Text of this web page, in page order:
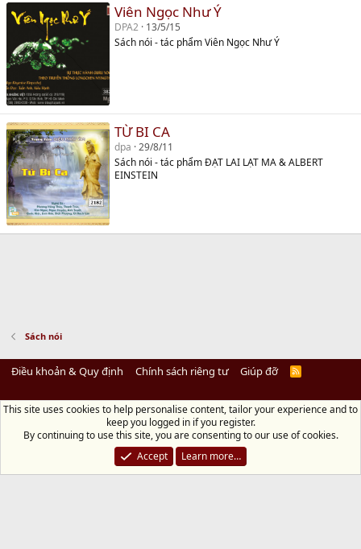
Viên Ngọc Như Ý
DPA2 13/5/15
Sách nói - tác phẩm Viên Ngọc Như Ý
TỪ BI CA
dpa 29/8/11
Sách nói - tác phẩm ĐẠT LAI LẠT MA & ALBERT
EINSTEIN
Sách nói
Điều khoản & Quy định Chính sách riêng tư Giúp đỡ
R
Diệu Pháp Âm
Chùa Diệu Pháp - Số 72/14 Phú Mỹ, Phú Hòa Đông, Củ Chi, TP.HCM
đồ)
Điện thoại: 028.36208438 | Email: bientap@dieuphapam.net
Chủ Nhiệm: Thích Minh Thiền
This site uses cookies to help personalise content, tailor your experience and to
keep you logged in if you register.
By continuing to use this site, you are consenting to our use of cookies.
Accept
Learn more…